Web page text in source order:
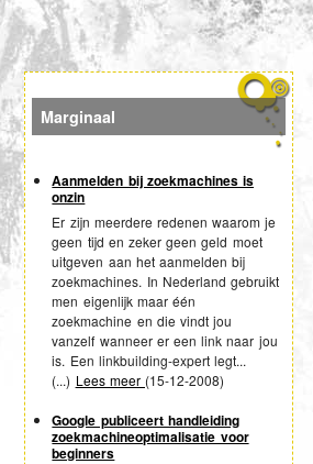
Marginaal
Aanmelden bij zoekmachines is
onzin
Er zijn meerdere redenen waarom je
geen tijd en zeker geen geld moet
uitgeven aan het aanmelden bij
zoekmachines. In Nederland gebruikt
men eigenlijk maar één
zoekmachine en die vindt jou
vanzelf wanneer er een link naar jou
is. Een linkbuilding-expert legt...
(...) Lees meer (15-12-2008)
Google publiceert handleiding
zoekmachineoptimalisatie voor
beginners